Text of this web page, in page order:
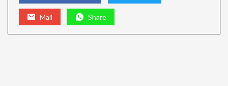
Mail Share